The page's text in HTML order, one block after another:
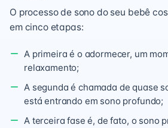
O processo de sono do seu bebê
em cinco etapas:
A primeira é o adormecer, um
relaxamento;
A segunda é chamada de quase
está entrando em sono profundo;
A terceira fase é, de fato, o sono